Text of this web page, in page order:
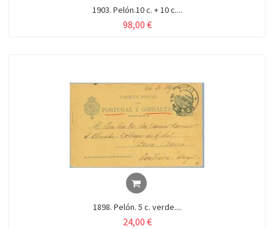
1903. Pelón.10 c. + 10 c....
98,00 €
1898. Pelón. 5 c. verde....
24,00 €